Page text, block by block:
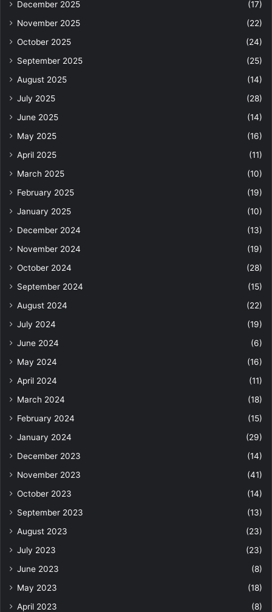
December 2025
(17)
November 2025
(22)
October 2025
(24)
September 2025
(25)
August 2025
(14)
July 2025
(28)
June 2025
(14)
May 2025
(16)
April 2025
(11)
March 2025
(10)
February 2025
(19)
January 2025
(10)
December 2024
(13)
November 2024
(19)
October 2024
(28)
September 2024
(15)
August 2024
(22)
July 2024
(19)
June 2024
(6)
May 2024
(16)
April 2024
(11)
March 2024
(18)
February 2024
(15)
January 2024
(29)
December 2023
(14)
November 2023
(41)
October 2023
(14)
September 2023
(13)
August 2023
(23)
July 2023
(23)
June 2023
(8)
May 2023
(18)
April 2023
(8)